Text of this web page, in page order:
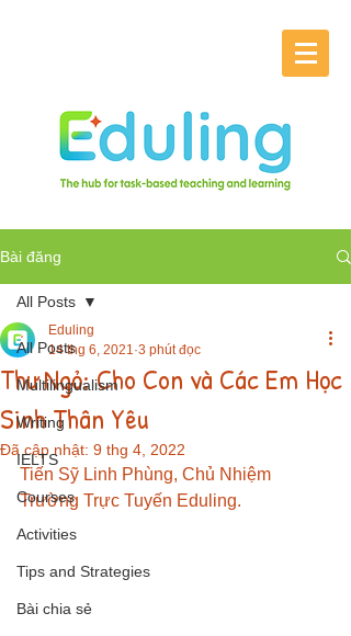
Bài đăng
All Posts
Multilingualism
Writing
IELTS
Courses
Activities
Tips and Strategies
Bài chia sẻ
All Posts
Thư Ngỏ: Cho Con và Các Em Học
Sinh Thân Yêu
Eduling
14 thg 6, 2021 3 phút đọc
Đã cập nhật: 9 thg 4, 2022
Tiến Sỹ Linh Phùng, Chủ Nhiệm
Trường Trực Tuyến Eduling.